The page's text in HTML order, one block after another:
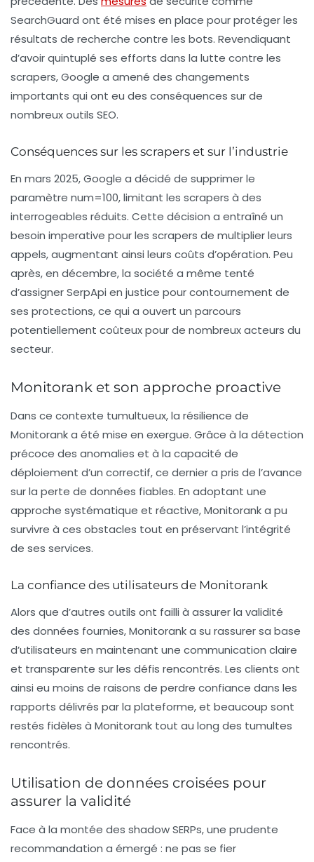
SearchGuard ont été mises en place pour protéger les
résultats de recherche contre les bots. Revendiquant
d’avoir quintuplé ses efforts dans la lutte contre les
scrapers, Google a amené des changements
importants qui ont eu des conséquences sur de
nombreux outils SEO.
Conséquences sur les scrapers et sur l’industrie
En mars 2025, Google a décidé de supprimer le
paramètre num=100, limitant les scrapers à des
interrogeables réduits. Cette décision a entraîné un
besoin imperative pour les scrapers de multiplier leurs
appels, augmentant ainsi leurs coûts d’opération. Peu
après, en décembre, la société a même tenté
d’assigner SerpApi en justice pour contournement de
ses protections, ce qui a ouvert un parcours
potentiellement coûteux pour de nombreux acteurs du
secteur.
Monitorank et son approche proactive
Dans ce contexte tumultueux, la résilience de
Monitorank a été mise en exergue. Grâce à la détection
précoce des anomalies et à la capacité de
déploiement d’un correctif, ce dernier a pris de l’avance
sur la perte de données fiables. En adoptant une
approche systématique et réactive, Monitorank a pu
survivre à ces obstacles tout en préservant l’intégrité
de ses services.
La confiance des utilisateurs de Monitorank
Alors que d’autres outils ont failli à assurer la validité
des données fournies, Monitorank a su rassurer sa base
d’utilisateurs en maintenant une communication claire
et transparente sur les défis rencontrés. Les clients ont
ainsi eu moins de raisons de perdre confiance dans les
rapports délivrés par la plateforme, et beaucoup sont
restés fidèles à Monitorank tout au long des tumultes
rencontrés.
Utilisation de données croisées pour
assurer la validité
Face à la montée des shadow SERPs, une prudente
recommandation a émergé : ne pas se fier